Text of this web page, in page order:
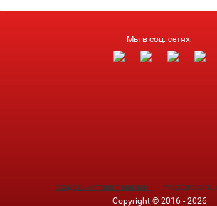
Мы в соц. сетях:
создать интернет магазин — megagroup.ru,
Copyright © 2016 - 2026